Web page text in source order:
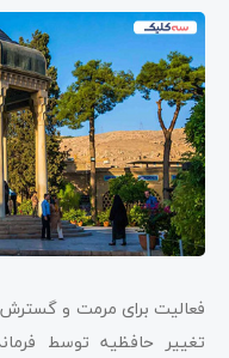
تغییر حافظیه توسط